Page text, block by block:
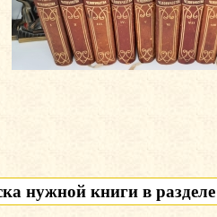
нужной книги в